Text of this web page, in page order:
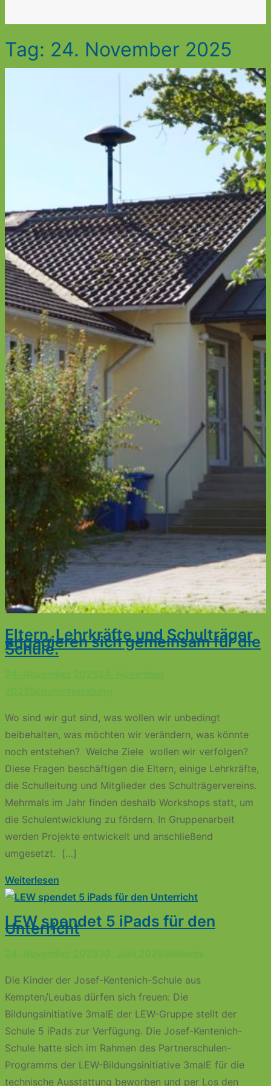
Tag: 24. November 2025
Eltern, Lehrkräfte und Schulträger
engagieren sich gemeinsam für die
Schule.​
Wo sind wir gut sind, was wollen wir unbedingt
beibehalten, was möchten wir verändern, was könnte
noch entstehen? Welche Ziele wollen wir verfolgen?
Diese Fragen beschäftigen die Eltern, einige Lehrkräfte,
die Schulleitung und Mitglieder des Schulträgervereins.
Mehrmals im Jahr finden deshalb Workshops statt, um
die Schulentwicklung zu fördern. In Gruppenarbeit
werden Projekte entwickelt und anschließend
umgesetzt. […]
Weiterlesen
LEW spendet 5 iPads für den
Unterricht​
Die Kinder der Josef-Kentenich-Schule aus
Kempten/Leubas dürfen sich freuen: Die
Bildungsinitiative 3malE der LEW-Gruppe stellt der
Schule 5 iPads zur Verfügung. Die Josef-Kentenich-
Schule hatte sich im Rahmen des Partnerschulen-
Programms der LEW-Bildungsinitiative 3malE für die
technische Ausstattung beworben und per Los den